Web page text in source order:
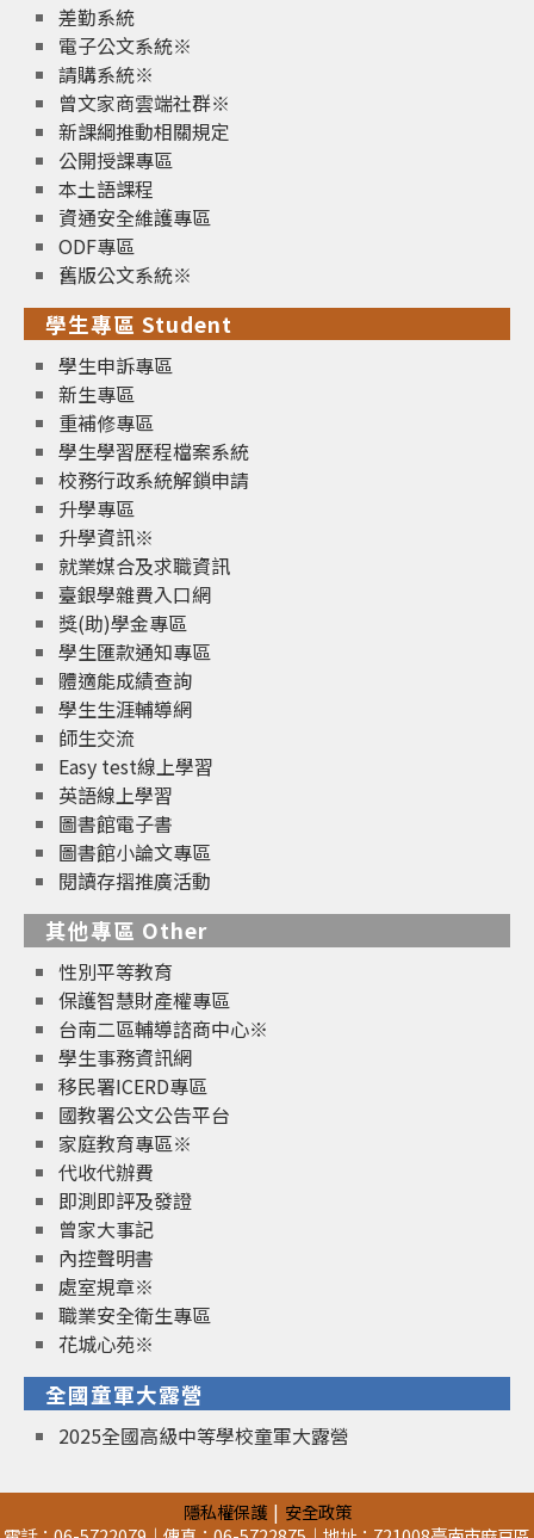
差勤系統
電子公文系統※
請購系統※
曾文家商雲端社群※
新課綱推動相關規定
公開授課專區
本土語課程
資通安全維護專區
ODF專區
舊版公文系統※
學生專區 Student
學生申訴專區
新生專區
重補修專區
學生學習歷程檔案系統
校務行政系統解鎖申請
升學專區
升學資訊※
就業媒合及求職資訊
臺銀學雜費入口網
獎(助)學金專區
學生匯款通知專區
體適能成績查詢
學生生涯輔導網
師生交流
Easy test線上學習
英語線上學習
圖書館電子書
圖書館小論文專區
閱讀存摺推廣活動
其他專區 Other
性別平等教育
保護智慧財產權專區
台南二區輔導諮商中心※
學生事務資訊網
移民署ICERD專區
國教署公文公告平台
家庭教育專區※
代收代辦費
即測即評及發證
曾家大事記
內控聲明書
處室規章※
職業安全衛生專區
花城心苑※
全國童軍大露營
2025全國高級中等學校童軍大露營
隱私權保護
安全政策